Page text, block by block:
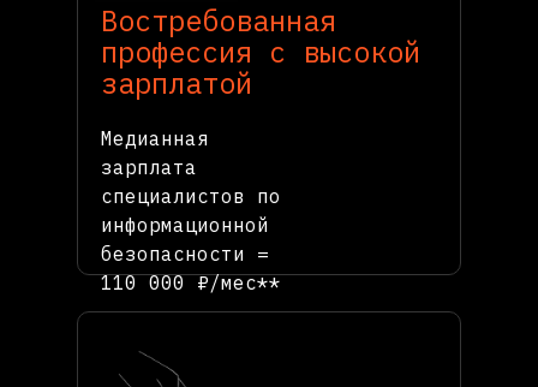
Востребованная
профессия с высокой
зарплатой
Медианная
зарплата
специалистов по
информационной
безопасности =
110 000 ₽/мес**